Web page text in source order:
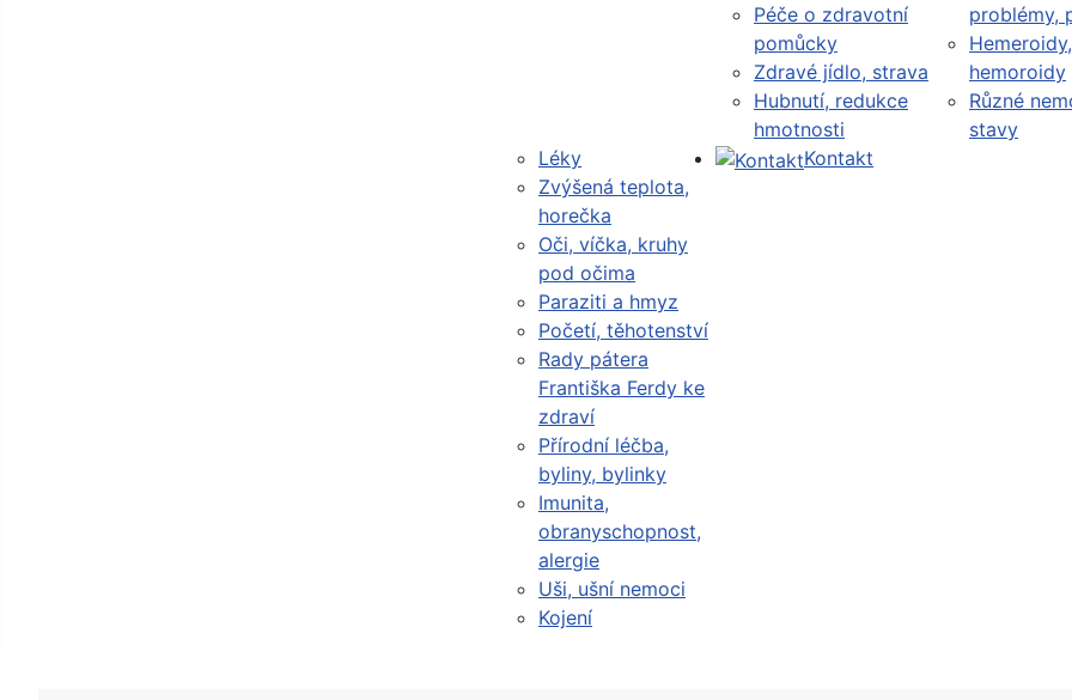
Péče o zdravotní
pomůcky
Zdravé jídlo, strava
Hubnutí, redukce
hmotnosti
problémy,
Hemeroidy,
hemoroidy
Různé
stavy
Léky
Zvýšená teplota,
horečka
Oči, víčka, kruhy
pod očima
Paraziti a hmyz
Početí, těhotenství
Rady pátera
Františka Ferdy ke
zdraví
Přírodní léčba,
byliny, bylinky
Imunita,
obranyschopnost,
alergie
Uši, ušní nemoci
Kojení
Kontakt